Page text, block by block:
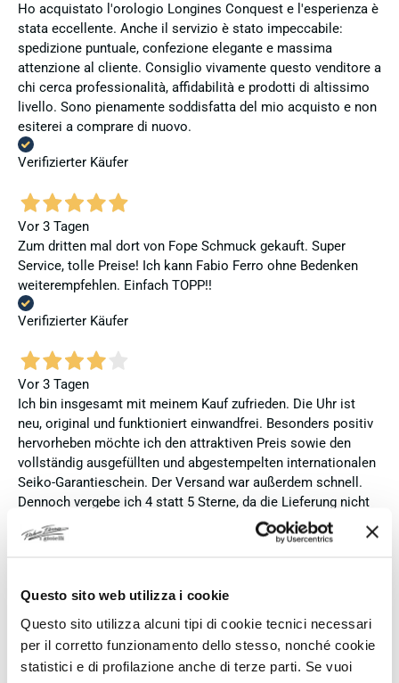
Questo sito web utilizza i cookie
Questo sito utilizza alcuni tipi di cookie tecnici necessari
per il corretto funzionamento dello stesso, nonché cookie
statistici e di profilazione anche di terze parti. Se vuoi
Ho acquistato l'orologio Longines Conquest e l'esperienza è
stata eccellente. Anche il servizio è stato impeccabile:
spedizione puntuale, confezione elegante e massima
attenzione al cliente. Consiglio vivamente questo venditore a
chi cerca professionalità, affidabilità e prodotti di altissimo
livello. Sono pienamente soddisfatta del mio acquisto e non
esiterei a comprare di nuovo.
Verifizierter Käufer
Vor 3 Tagen
Zum dritten mal dort von Fope Schmuck gekauft. Super
Service, tolle Preise! Ich kann Fabio Ferro ohne Bedenken
weiterempfehlen. Einfach TOPP!!
Verifizierter Käufer
Vor 3 Tagen
Ich bin insgesamt mit meinem Kauf zufrieden. Die Uhr ist
neu, original und funktioniert einwandfrei. Besonders positiv
hervorheben möchte ich den attraktiven Preis sowie den
vollständig ausgefüllten und abgestempelten internationalen
Seiko-Garantieschein. Der Versand war außerdem schnell.
Dennoch vergebe ich 4 statt 5 Sterne, da die Lieferung nicht
meinen Erwartungen an einen autorisierten Seiko-Händler
entsprach. Die Uhr kam ohne die üblichen Schutzfolien am
Präsentationen und Videos kenne (andere Box und anderes
Uhrenkissen), und auch die Seiko-Hangtags mit
Modellinformationen fehlten. Die Uhr selbst ist in neuem
Zustand und weist keine Gebrauchsspuren auf. Dennoch
hätte ich bei einer hochwertigen Uhr dieser Preisklasse